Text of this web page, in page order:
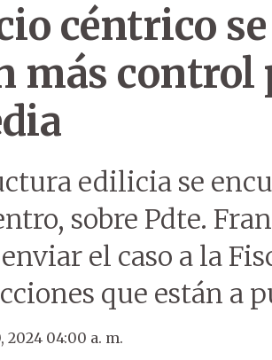
céntrico
más control
edilicia se
sobre Pdte.
el caso a la
que están a
2024 04:00 a. m.